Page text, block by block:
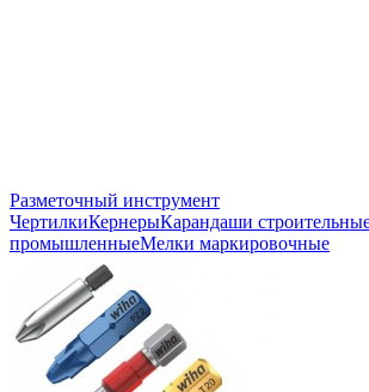
Разметочный инструмент
ЧертилкиКернерыКарандаши
промышленныеМелки маркировочные